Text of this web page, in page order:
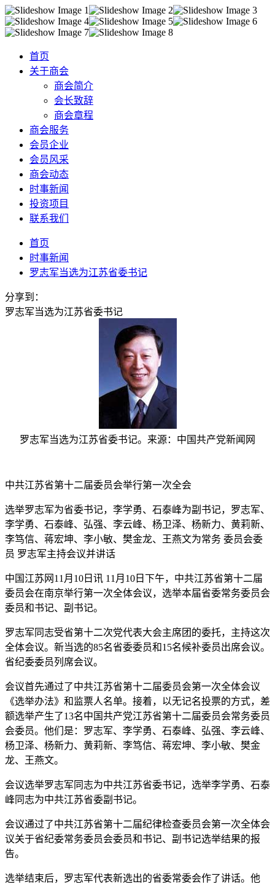
首页
关于商会
商会简介
会长致辞
商会章程
商会服务
会员企业
会员风采
商会动态
时事新闻
投资项目
联系我们
首页
时事新闻
罗志军当选为江苏省委书记
分享到：
罗志军当选为江苏省委书记
罗志军当选为江苏省委书记。来源：中国共产党新闻网
中共江苏省第十二届委员会举行第一次全会
选举罗志军为省委书记，李学勇、石泰峰为副书记，罗志军、
李学勇、石泰峰、弘强、李云峰、杨卫泽、杨新力、黄莉新、
李笃信、蒋宏坤、李小敏、樊金龙、王燕文为常务 委员会委
员 罗志军主持会议并讲话
中国江苏网11月10日讯 11月10日下午，中共江苏省第十二届
委员会在南京举行第一次全体会议，选举本届省委常务委员会
委员和书记、副书记。
罗志军同志受省第十二次党代表大会主席团的委托，主持这次
全体会议。新当选的85名省委委员和15名候补委员出席会议。
省纪委委员列席会议。
会议首先通过了中共江苏省第十二届委员会第一次全体会议
《选举办法》和监票人名单。接着，以无记名投票的方式，差
额选举产生了13名中国共产党江苏省第十二届委员会常务委员
会委员。他们是：罗志军、李学勇、石泰峰、弘强、李云峰、
杨卫泽、杨新力、黄莉新、李笃信、蒋宏坤、李小敏、樊金
龙、王燕文。
会议选举罗志军同志为中共江苏省委书记，选举李学勇、石泰
峰同志为中共江苏省委副书记。
会议通过了中共江苏省第十二届纪律检查委员会第一次全体会
议关于省纪委常务委员会委员和书记、副书记选举结果的报
告。
选举结束后，罗志军代表新选出的省委常委会作了讲话。他